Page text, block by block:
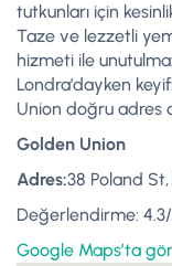
tutkunları için
Taze ve lezzetli
hizmeti ile
Londra’dayken
Union doğru adres
Golden Union
Adres:38 Poland St,
Değerlendirme:
Google Maps’ta gör